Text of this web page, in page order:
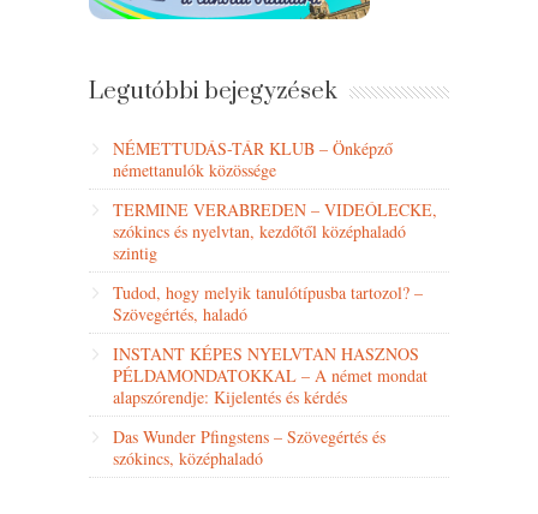
Legutóbbi bejegyzések
NÉMETTUDÁS-TÁR KLUB – Önképző
némettanulók közössége
TERMINE VERABREDEN – VIDEÓLECKE,
szókincs és nyelvtan, kezdőtől középhaladó
szintig
Tudod, hogy melyik tanulótípusba tartozol? –
Szövegértés, haladó
INSTANT KÉPES NYELVTAN HASZNOS
PÉLDAMONDATOKKAL – A német mondat
alapszórendje: Kijelentés és kérdés
Das Wunder Pfingstens – Szövegértés és
szókincs, középhaladó